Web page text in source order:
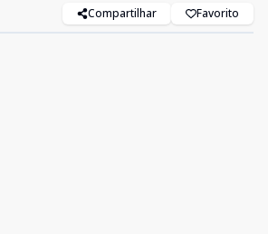
Compartilhar Favorito